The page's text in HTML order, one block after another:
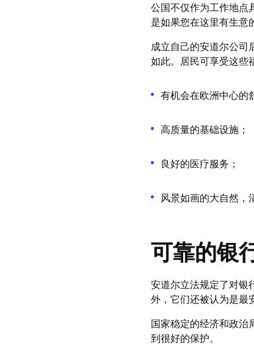
公国不仅作为工作地点
是如果您在这里有生意
成立自己的安道尔公司
如此。居民可享受这些
有机会在欧洲中心的
高质量的基础设施；
良好的医疗服务；
风景如画的大自然，
可靠的银
安道尔立法规定了对银
外，它们还被认为是最
国家稳定的经济和政治
到很好的保护。